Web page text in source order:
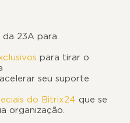
da 23A para
para tirar o
seu suporte
do Bitrix24 que se
organização.